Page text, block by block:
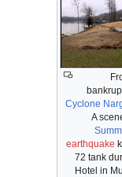
Cyclone
A
earthquake
72 tank
Hotel in